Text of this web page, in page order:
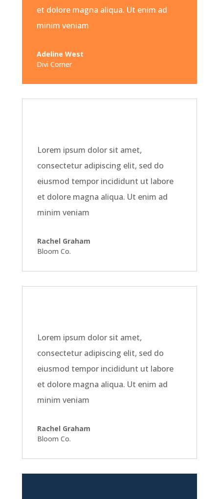
et dolore magna aliqua. Ut enim ad
minim veniam
Adeline West
Divi Corner
Lorem ipsum dolor sit amet,
consectetur adipiscing elit, sed do
eiusmod tempor incididunt ut labore
et dolore magna aliqua. Ut enim ad
minim veniam
Rachel Graham
Bloom Co.
Lorem ipsum dolor sit amet,
consectetur adipiscing elit, sed do
eiusmod tempor incididunt ut labore
et dolore magna aliqua. Ut enim ad
minim veniam
Rachel Graham
Bloom Co.